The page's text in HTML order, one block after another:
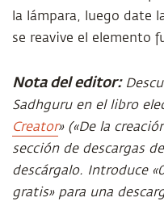
la lámpara, luego date
se reavive el elemento
Nota del editor:
Sadhguru en el libro
Creator» («De la
sección de descargas
descárgalo. Introduce
gratis» para una